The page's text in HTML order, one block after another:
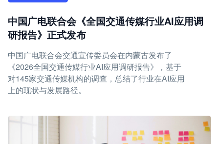
中国广电联合会《全国交通传媒行业AI应用调
研报告》正式发布
中国广电联合会交通宣传委员会在内蒙古发布了
《2026全国交通传媒行业AI应用调研报告》，基于
对145家交通传媒机构的调查，总结了行业在AI应用
上的现状与发展路径。